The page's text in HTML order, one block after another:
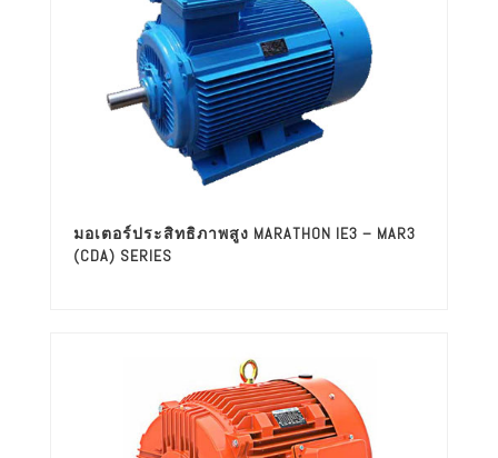
มอเตอร์ประสิทธิภาพสูง MARATHON IE3 – MAR3
(CDA) SERIES